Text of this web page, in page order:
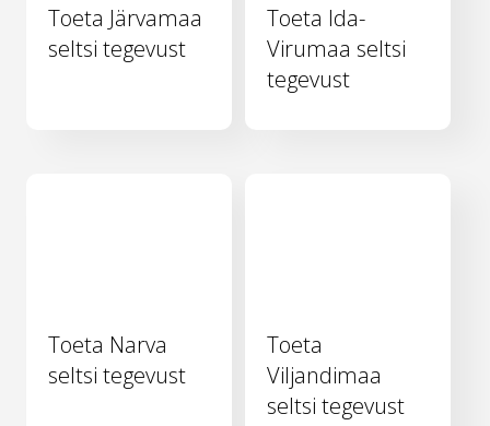
Toeta Järvamaa
seltsi tegevust
Toeta Ida-
Virumaa seltsi
tegevust
Toeta Narva
seltsi tegevust
Toeta
Viljandimaa
seltsi tegevust